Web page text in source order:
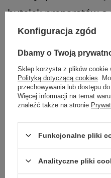
butelek preparatów o
Rodzaj
Zobacz podobne:
Konfiguracja zgód
Dbamy o Twoją
Sklep korzysta z plików cookie
Polityką dotyczącą cookies .
przechowywania lub dostępu
Więcej informacji na temat
znaleźć także na stronie
Funkcjonalne pliki
Analityczne pliki